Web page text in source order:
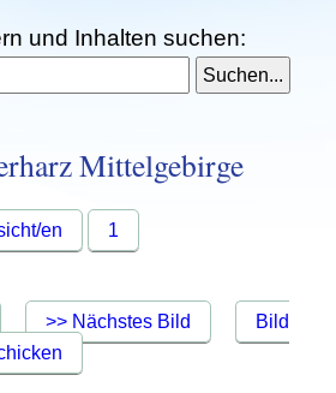
und Inhalten suchen:
Mittelgebirge
en 1
>> Nächstes Bild
Bild